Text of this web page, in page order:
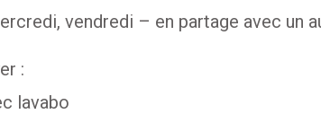
vendredi – en partage avec un
:
lavabo